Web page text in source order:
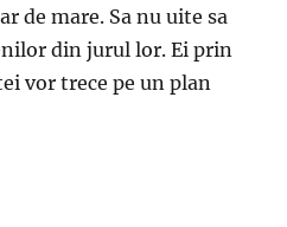
de mare. Sa nu uite sa
din jurul lor. Ei prin
vor trece pe un plan